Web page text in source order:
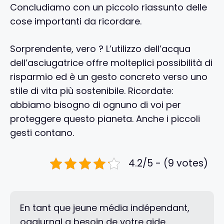
Concludiamo con un piccolo riassunto delle
cose importanti da ricordare.
Sorprendente, vero ? L’utilizzo dell’acqua
dell’asciugatrice offre molteplici possibilità di
risparmio ed è un gesto concreto verso uno
stile di vita più sostenibile. Ricordate:
abbiamo bisogno di ognuno di voi per
proteggere questo pianeta. Anche i piccoli
gesti contano.
4.2/5 - (9 votes)
En tant que jeune média indépendant,